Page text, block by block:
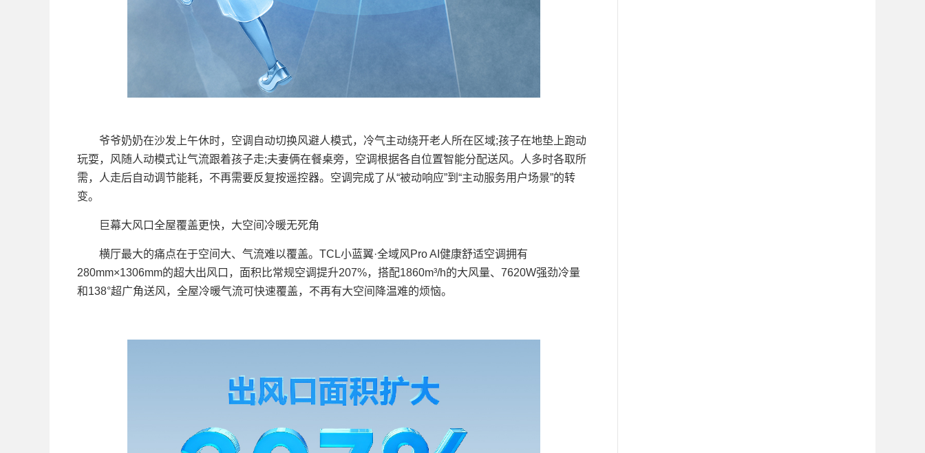
爷爷奶奶在沙发上午休时，空调自动切换风避人模式，冷气主动绕开老人所在区域;孩子在地垫上跑动
玩耍，风随人动模式让气流跟着孩子走;夫妻俩在餐桌旁，空调根据各自位置智能分配送风。人多时各取所
需，人走后自动调节能耗，不再需要反复按遥控器。空调完成了从“被动响应”到“主动服务用户场景”的转
变。
巨幕大风口全屋覆盖更快，大空间冷暖无死角
横厅最大的痛点在于空间大、气流难以覆盖。TCL小蓝翼·全域风Pro AI健康舒适空调拥有
280mm×1306mm的超大出风口，面积比常规空调提升207%，搭配1860m³/h的大风量、7620W强劲冷量
和138°超广角送风，全屋冷暖气流可快速覆盖，不再有大空间降温难的烦恼。